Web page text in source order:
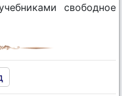
свободное